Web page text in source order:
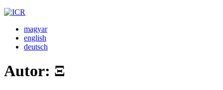
magyar
english
deutsch
Autor: Ξ